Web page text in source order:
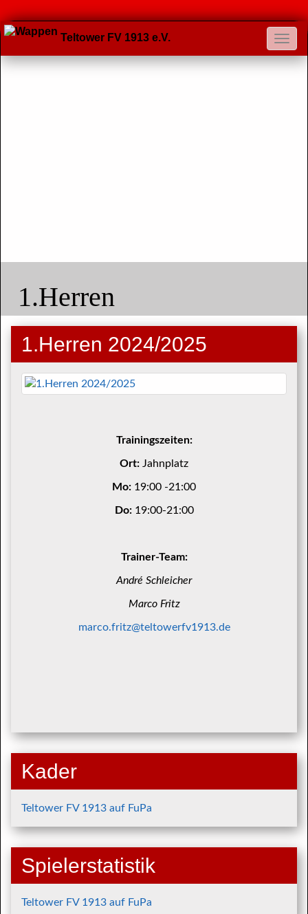
Teltower FV 1913 e.V.
1.Herren
1.Herren 2024/2025
Trainingszeiten:
Ort: Jahnplatz
Mo: 19:00 -21:00
Do: 19:00-21:00
Trainer-Team:
André Schleicher
Marco Fritz
marco.fritz@teltowerfv1913.de
Kader
Teltower FV 1913 auf FuPa
Spielerstatistik
Teltower FV 1913 auf FuPa